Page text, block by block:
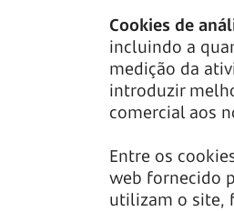
Cookies de
incluindo a
medição da
introduzir
comercial aos
Entre os
web fornecido
utilizam o site,